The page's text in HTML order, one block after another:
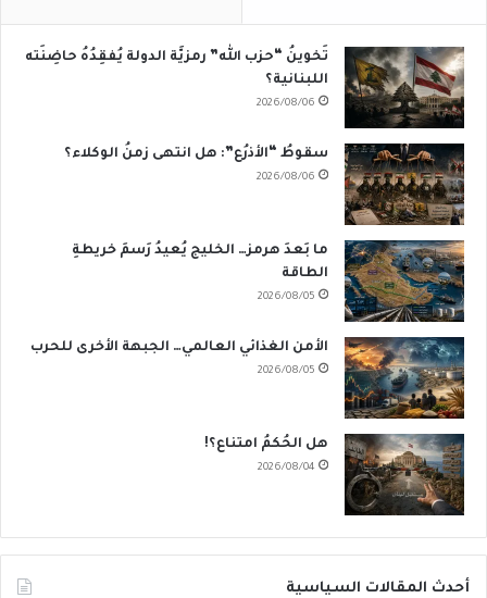
تَخوينُ “حزب الله” رمزيَّة الدولة يُفقِدُهُ حاضِنَته
اللبنانية؟
2026/08/06
سقوطُ “الأذرُع”: هل انتهى زمنُ الوكلاء؟
2026/08/06
ما بَعدَ هرمز… الخليج يُعيدُ رَسمَ خريطةِ
الطاقة
2026/08/05
الأمن الغذائي العالمي… الجبهة الأخرى للحرب
2026/08/05
هل الحُكمُ امتناع؟!
2026/08/04
أحدث المقالات السياسية